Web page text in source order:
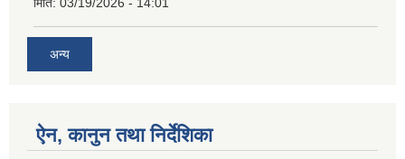
मिति: 03/19/2026 - 14:01
अन्य
ऐन, कानुन तथा निर्देशिका